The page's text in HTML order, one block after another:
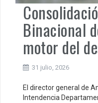
Binacional
motor del
31 julio, 2026
El director general de
Intendencia